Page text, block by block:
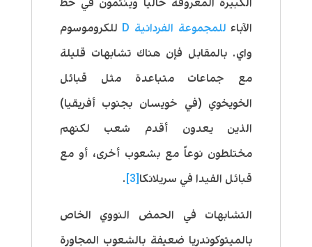
الكبيرة المعروفة حالياً وينتمون في خط
الآباء للمجموعة الفردانية D
للكروموسوم
واي. بالمقابل فإن هناك تشابهات قليلة
مع جماعات متباعدة مثل قبائل
الخويخوي (في خويسان بجنوب أفريقيا)
الذين يعدون أقدم شعب لكنهم
مختلطون نوعاً مع بشعوب أخرى، أو مع
قبائل الفيدا في سريلانكا[3]
.
التشابهات في الحمض النووي الخاص
بالميتوكوندريا ضعيفة بالشعوب المجاورة